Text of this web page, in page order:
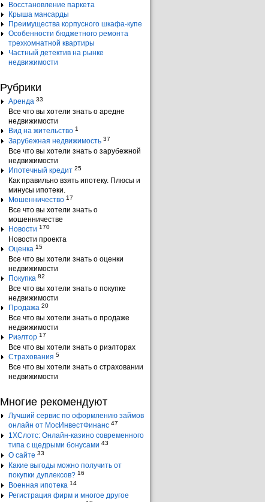
Восстановление паркета
Крыша мансарды
Преимущества корпусного шкафа-купе
Особенности бюджетного ремонта
трехкомнатной квартиры
Частный детектив на рынке
недвижимости
Рубрики
Аренда 33
Все что вы хотели знать о аредне
недвижимости
Вид на жительство 1
Зарубежная недвижимость 37
Все что вы хотели знать о зарубежной
недвижимости
Ипотечный кредит 25
Как правильно взять ипотеку. Плюсы и
минусы ипотеки.
Мошенничество 17
Все что вы хотели знать о
мошенничестве
Новости 170
Новости проекта
Оценка 15
Все что вы хотели знать о оценки
недвижимости
Покупка 82
Все что вы хотели знать о покупке
недвижимости
Продажа 20
Все что вы хотели знать о продаже
недвижимости
Риэлтор 17
Все что вы хотели знать о риэлторах
Страхования 5
Все что вы хотели знать о страховании
недвижимости
Многие рекомендуют
Лучший сервис по оформлению займов
онлайн от МосИнвестФинанс 47
1ХСлотс: Онлайн-казино современного
типа с щедрыми бонусами 43
О сайте 33
Какие выгоды можно получить от
покупки дуплексов? 16
Военная ипотека 14
Регистрация фирм и многое другое